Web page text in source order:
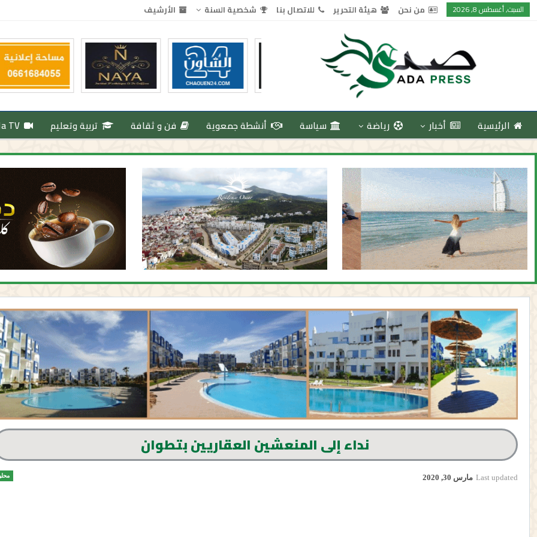
السبت, أغسطس 8, 2026 من نحن هيئة التحرير للاتصال بنا شخصية السنة الأرشيف
الرئيسية أخبار رياضة سياسة أنشطة جمعوية فن و ثقافة تربية وتعليم TV
نداء إلى المنعشين العقاريين بتطوان
Last updated مارس 30, 2020